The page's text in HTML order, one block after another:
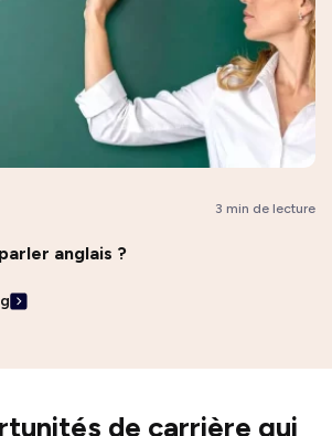
3 min de lecture
anglais ?
de carrière qui